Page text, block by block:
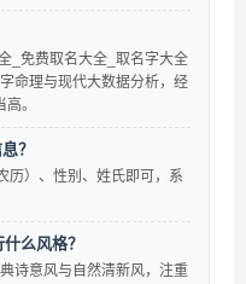
_免费取名大全_取名字大全
命理与现代大数据分析，经
。
？
历）、性别、姓氏即可，系
么风格？
诗意风与自然清新风，注重